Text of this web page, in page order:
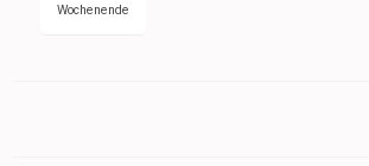
Wochenende